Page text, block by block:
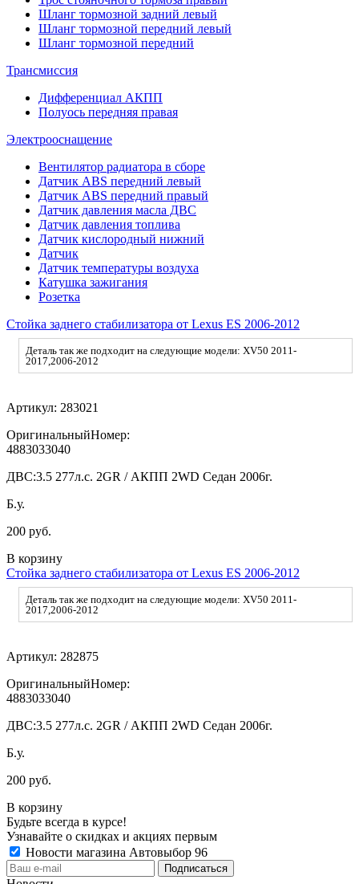
Шланг тормозной задний левый
Шланг тормозной передний левый
Шланг тормозной передний
Трансмиссия
Дифференциал АКПП
Полуось передняя правая
Электрооснащение
Вентилятор радиатора в сборе
Датчик ABS передний левый
Датчик ABS передний правый
Датчик давления масла ДВС
Датчик давления топлива
Датчик кислородный нижний
Датчик
Датчик температуры воздуха
Катушка зажигания
Розетка
Стойка заднего стабилизатора от Lexus ES 2006-2012
Деталь так же подходит на следующие модели: XV50 2011-
2017,2006-2012
Артикул: 283021
ОригинальныйНомер:
4883033040
ДВС:3.5 277л.с. 2GR / АКПП 2WD Седан 2006г.
Б.у.
200 руб.
В корзину
Стойка заднего стабилизатора от Lexus ES 2006-2012
Деталь так же подходит на следующие модели: XV50 2011-
2017,2006-2012
Артикул: 282875
ОригинальныйНомер:
4883033040
ДВС:3.5 277л.с. 2GR / АКПП 2WD Седан 2006г.
Б.у.
200 руб.
В корзину
Будьте всегда в курсе!
Узнавайте о скидках и акциях первым
Новости магазина Автовыбор 96